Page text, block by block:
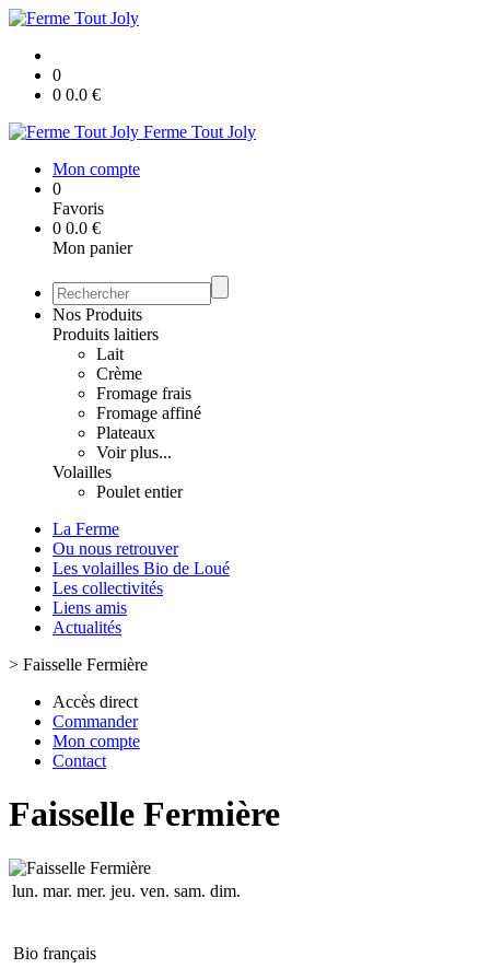
0
0 0.0 €
Ferme Tout Joly
Mon compte
0
Favoris
0 0.0 €
Mon panier
Nos Produits
Produits laitiers
Lait
Crème
Fromage frais
Fromage affiné
Plateaux
Voir plus...
Volailles
Poulet entier
La Ferme
Ou nous retrouver
Les volailles Bio de Loué
Les collectivités
Liens amis
Actualités
> Faisselle Fermière
Accès direct
Commander
Mon compte
Contact
Faisselle Fermière
lun. mar. mer. jeu. ven. sam. dim.
Bio français